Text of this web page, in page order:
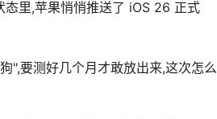
里,苹果悄悄推送了 iOS 26 正式
要测好几个月才敢放出来,这次怎么